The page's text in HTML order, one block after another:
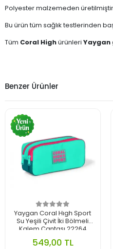
Polyester malzemeden
Bu ürün tüm sağlık testlerinden
Tüm Coral Highürünleri Yaygan
Benzer Ürünler
Yaygan Coral Hıgh Sport
Su Yeşili Çivit İki Bölmeli
Kalem Çantası 22264
549,00 TL